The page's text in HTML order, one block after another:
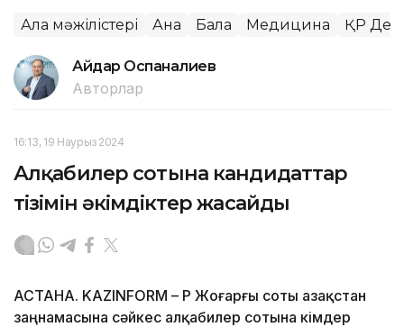
Алқа мәжілістері Ана Бала Медицина ҚР
Айдар Оспаналиев
Авторлар
16:13, 19 Наурыз 2024
Алқабилер сотына кандидаттар
тізімін әкімдіктер жасайды
АСТАНА. KAZINFORM – ҚР Жоғарғы соты Қазақстан
заңнамасына сәйкес алқабилер сотына кімдер